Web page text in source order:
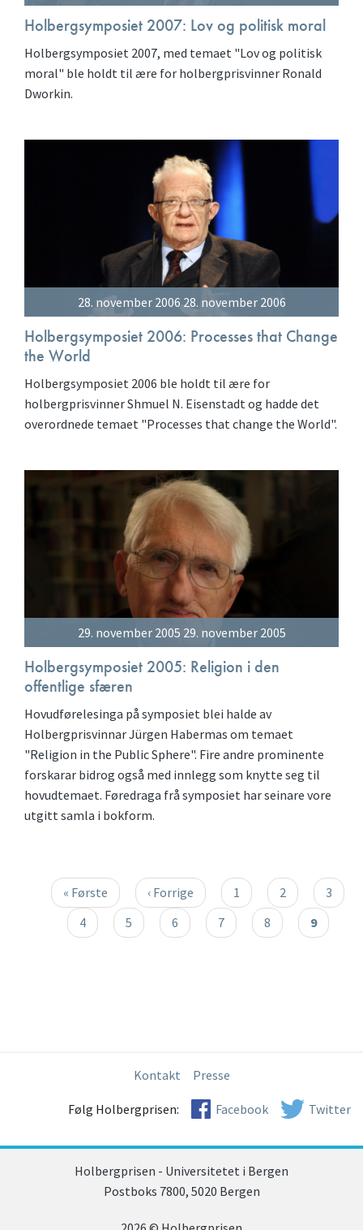
Holbergsymposiet 2007: Lov og politisk moral
Holbergsymposiet 2007, med temaet "Lov og politisk
moral" ble holdt til ære for holbergprisvinner Ronald
Dworkin.
28. november 2006 28. november 2006
Holbergsymposiet 2006: Processes that Change
the World
Holbergsymposiet 2006 ble holdt til ære for
holbergprisvinner Shmuel N. Eisenstadt og hadde det
overordnede temaet "Processes that change the World".
29. november 2005 29. november 2005
Holbergsymposiet 2005: Religion i den
offentlige sfæren
Hovudførelesinga på symposiet blei halde av
Holbergprisvinnar Jürgen Habermas om temaet
"Religion in the Public Sphere". Fire andre prominente
forskarar bidrog også med innlegg som knytte seg til
hovudtemaet. Føredraga frå symposiet har seinare vore
utgitt samla i bokform.
Første
side
« Første
Forrige
side
‹ Forrige Page
1 Page
2 Page
3
Page
4 Page
5 Page
6 Page
7 Page
8
side
9
Kontakt Presse
Følg Holbergprisen: Facebook Twitter
Holbergprisen - Universitetet i Bergen
Postboks 7800, 5020 Bergen